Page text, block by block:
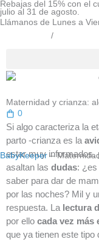
Ir
al
Rebajas del 15% con el
julio al 31 de agosto.
Llámanos de Lunes a
/
0
BabyKeeper –
Maternidad y crianza:
Si algo caracteriza la
parto -crianza es la
estar muy informados,
asaltan las dudas: ¿es
saber para dar de
por las noches? Mil y
respuesta. La lectura
por ello cada vez más
que ya tienen este